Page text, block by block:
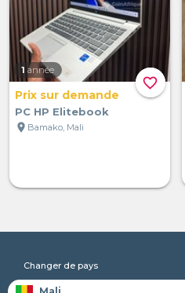
favorite_border
1 année
Prix sur demande
PC HP Elitebook
location_on Bamako, Mali
Changer de pays